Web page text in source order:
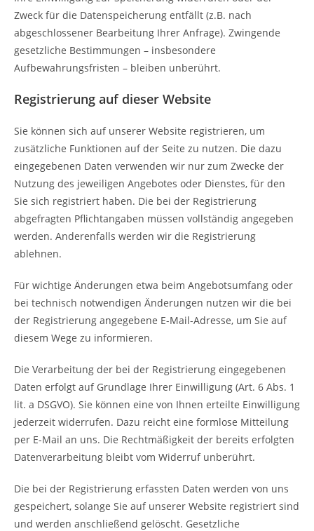
Zweck für die Datenspeicherung entfällt (z.B. nach
abgeschlossener Bearbeitung Ihrer Anfrage). Zwingende
gesetzliche Bestimmungen – insbesondere
Aufbewahrungsfristen – bleiben unberührt.
Registrierung auf dieser Website
Sie können sich auf unserer Website registrieren, um
zusätzliche Funktionen auf der Seite zu nutzen. Die dazu
eingegebenen Daten verwenden wir nur zum Zwecke der
Nutzung des jeweiligen Angebotes oder Dienstes, für den
Sie sich registriert haben. Die bei der Registrierung
abgefragten Pflichtangaben müssen vollständig angegeben
werden. Anderenfalls werden wir die Registrierung
ablehnen.
Für wichtige Änderungen etwa beim Angebotsumfang oder
bei technisch notwendigen Änderungen nutzen wir die bei
der Registrierung angegebene E-Mail-Adresse, um Sie auf
diesem Wege zu informieren.
Die Verarbeitung der bei der Registrierung eingegebenen
Daten erfolgt auf Grundlage Ihrer Einwilligung (Art. 6 Abs. 1
lit. a DSGVO). Sie können eine von Ihnen erteilte Einwilligung
jederzeit widerrufen. Dazu reicht eine formlose Mitteilung
per E-Mail an uns. Die Rechtmäßigkeit der bereits erfolgten
Datenverarbeitung bleibt vom Widerruf unberührt.
Die bei der Registrierung erfassten Daten werden von uns
gespeichert, solange Sie auf unserer Website registriert sind
und werden anschließend gelöscht. Gesetzliche